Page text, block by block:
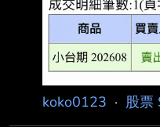
規 1-1-5 或 4-2-
一點基本面分析
提早做空預測了
45000技術上重
盤了幾個月大量套
koko0123 · 股票